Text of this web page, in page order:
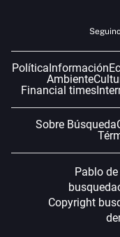
Política Información
Ambiente
Financial times
Sobre Búsqueda
Pablo
Copyright